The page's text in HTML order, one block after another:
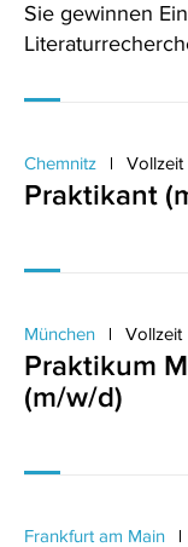
Sie gewinnen
Chemnitz Vollzeit
Praktikant
München Vollzeit
Praktikum
(m/w/d)
Frankfurt am Main